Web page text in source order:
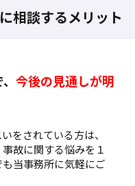
相談するメリット
今後の見通しが明
をされている方は、
故に関する悩みを１
当事務所に気軽にご